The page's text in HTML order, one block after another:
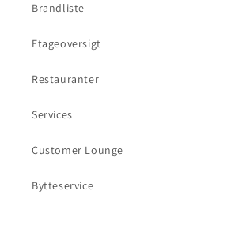
Brandliste
Etageoversigt
Restauranter
Services
Customer Lounge
Bytteservice